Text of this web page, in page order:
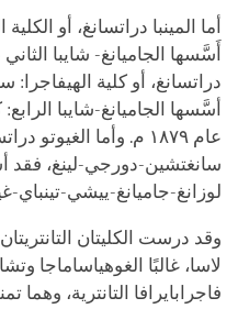
أما المينبا دراتسانغ، أو
دراتسانغ، أو كلية الهيفاجرا:
أسَّسها الجاميانغ-شايبا
عام ١٨٧٩ م. وأما الغيوتو
سانغتشين-دورجي-لينغ، فقد
لوزانغ-جاميانغ-ييشي-تينباي-
وقد درست الكليتان
لاسا، غالبًا الغوهياساماجا
فاجرابايرافا التانترية،